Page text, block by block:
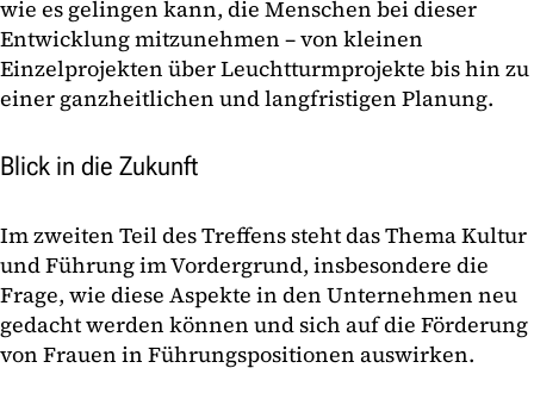
wie es gelingen kann, die Menschen bei dieser
Entwicklung mitzunehmen – von kleinen
Einzelprojekten über Leuchtturmprojekte bis hin zu
einer ganzheitlichen und langfristigen Planung.
Blick in die Zukunft
Im zweiten Teil des Treffens steht das Thema Kultur
und Führung im Vordergrund, insbesondere die
Frage, wie diese Aspekte in den Unternehmen neu
gedacht werden können und sich auf die Förderung
von Frauen in Führungspositionen auswirken.